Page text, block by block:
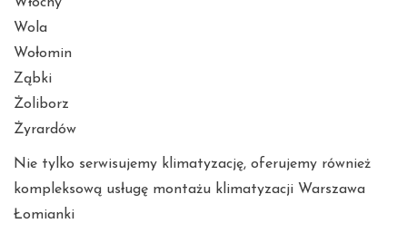
Wola
Wołomin
Ząbki
Żoliborz
Żyrardów
Nie tylko serwisujemy klimatyzację, oferujemy również
kompleksową usługę montażu klimatyzacji Warszawa
Łomianki